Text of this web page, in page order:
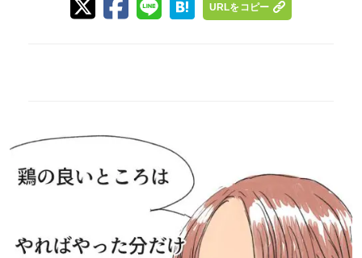
URLをコピー